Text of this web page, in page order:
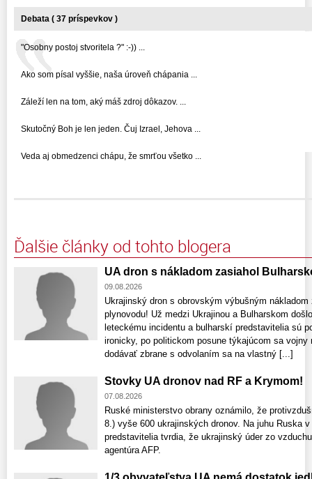
Debata ( 37 príspevkov )
"Osobny postoj stvoritela ?" :-)) ...
Ako som písal vyššie, naša úroveň chápania ...
Záleží len na tom, aký máš zdroj dôkazov. ...
Skutočný Boh je len jeden. Čuj Izrael, Jehova ...
Veda aj obmedzenci chápu, že smrťou všetko ...
Ďalšie články od tohto blogera
UA dron s nákladom zasiahol
09.08.2026
Ukrajinský dron s obrovským výbušným
plynovodu! Už medzi Ukrajinou a Bulharskom
leteckému incidentu a bulharskí predstavitelia sú
ironicky, po politickom posune týkajúcom sa
dodávať zbrane s odvolaním sa na vlastný [...]
Stovky UA dronov nad RF a Krymom!
07.08.2026
Ruské ministerstvo obrany oznámilo, že
8.) vyše 600 ukrajinských dronov. Na juhu Ruska
predstavitelia tvrdia, že ukrajinský úder zo
agentúra AFP.